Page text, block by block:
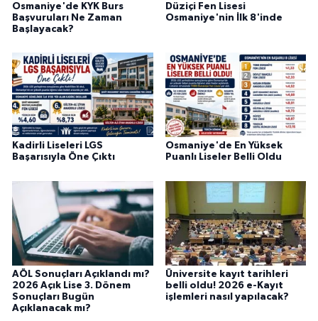
Osmaniye'de KYK Burs
Başvuruları Ne Zaman
Başlayacak?
Düziçi Fen Lisesi
Osmaniye'nin İlk 8'inde
Kadirli Liseleri LGS
Başarısıyla Öne Çıktı
Osmaniye'de En Yüksek
Puanlı Liseler Belli Oldu
AÖL Sonuçları Açıklandı mı?
2026 Açık Lise 3. Dönem
Sonuçları Bugün
Açıklanacak mı?
Üniversite kayıt tarihleri
belli oldu! 2026 e-Kayıt
işlemleri nasıl yapılacak?